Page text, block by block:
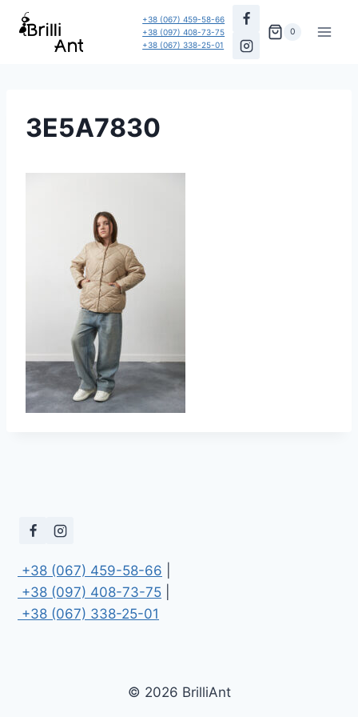
Перейти
+38 (067) 459-58-66
+38 (097) 408-73-75
+38 (067) 338-25-01
0
3E5A7830
+38 (067) 459-58-66
+38 (097) 408-73-75
+38 (067) 338-25-01
© 2026 BrilliAnt